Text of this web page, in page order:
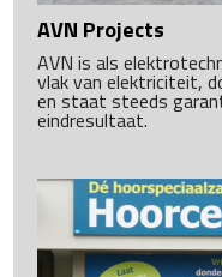
AVN Projects
AVN is als
vlak van elektriciteit,
en staat steeds
eindresultaat.